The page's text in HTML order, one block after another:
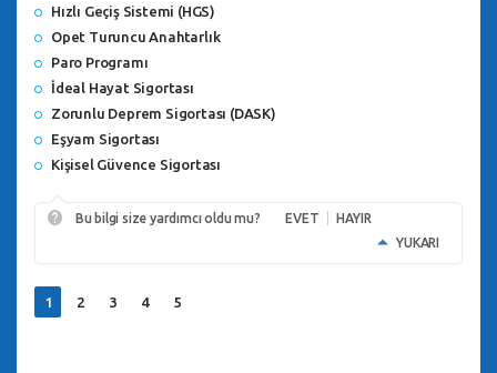
Hızlı Geçiş Sistemi (HGS)
Opet Turuncu Anahtarlık
Paro Programı
İdeal Hayat Sigortası
Zorunlu Deprem Sigortası (DASK)
Eşyam Sigortası
Kişisel Güvence Sigortası
Bu bilgi size yardımcı oldu mu? EVET
HAYIR
YUKARI
1 2 3 4 5